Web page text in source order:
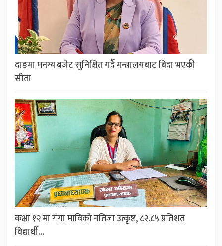
दाङमा मनग्य बजेट सुनिश्चित गर्दै मन्त्रालयबाट बिदा भएकी
सीता
कक्षा १२ मा गंगा माविको नतिजा उत्कृष्ट, ८२.८५ प्रतिशत
विद्यार्थी…